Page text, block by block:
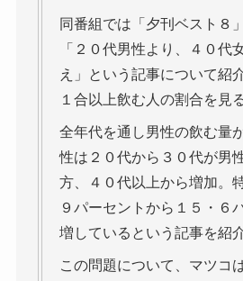
同番組では「夕刊ベスト８
「２０代男性より、４０代
え」という記事について紹
１合以上飲む人の割合を見
全年代を通し男性の飲む量
性は２０代から３０代が男
方、４０代以上から増加。
９パーセントから１５・６
増しているという記事を紹
この問題について、マツコ